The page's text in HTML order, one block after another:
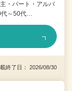
・パート・アルバ
代～50代…
終了日： 2026/08/30